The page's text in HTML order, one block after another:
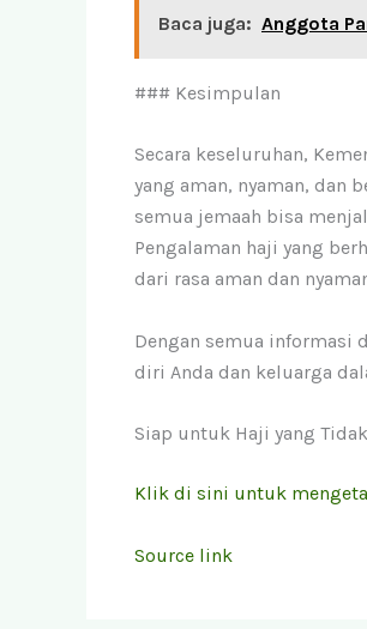
Baca juga: Anggota
### Kesimpulan
Secara keseluruhan,
yang aman, nyaman, dan
semua jemaah bisa
Pengalaman haji yang
dari rasa aman dan
Dengan semua informasi
diri Anda dan keluarga
Siap untuk Haji yang
Klik di sini untuk
Source link